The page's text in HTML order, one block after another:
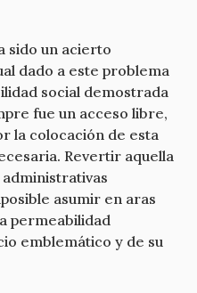
sido un acierto
dado a este problema
social demostrada
fue un acceso libre,
la colocación de esta
Revertir aquella
asumir en aras
permeabilidad
emblemático y de su